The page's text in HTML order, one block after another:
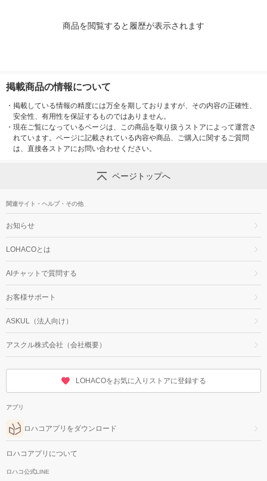
商品を閲覧すると履歴が表示されます
掲載商品の情報について
・ 掲載している情報の精度には万全を期しておりますが、その内容の正確性、
安全性、有用性を保証するものではありません。
・ 現在ご覧になっているページは、この商品を取り扱うストアによって運営さ
れています。ページに記載されている内容や商品、ご購入に関するご質問
は、直接各ストアにお問い合わせください。
ページトップへ
関連サイト・ヘルプ・その他
お知らせ
LOHACOとは
AIチャットで質問する
お客様サポート
ASKUL（法人向け）
アスクル株式会社（会社概要）
LOHACOをお気に入りストアに登録する
アプリ
ロハコアプリをダウンロード
ロハコアプリについて
ロハコ公式LINE